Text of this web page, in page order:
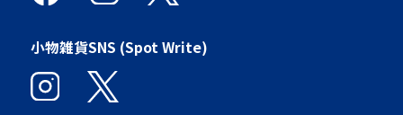
小物雑貨SNS (Spot Write)